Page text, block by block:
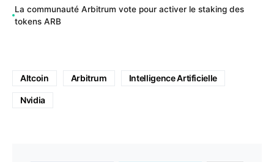
La communauté Arbitrum vote pour activer le staking des
tokens ARB
Altcoin Arbitrum Intelligence Artificielle
Nvidia